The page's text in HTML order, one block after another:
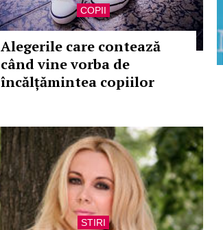
COPII
Alegerile care contează
când vine vorba de
încălțămintea copiilor
STIRI